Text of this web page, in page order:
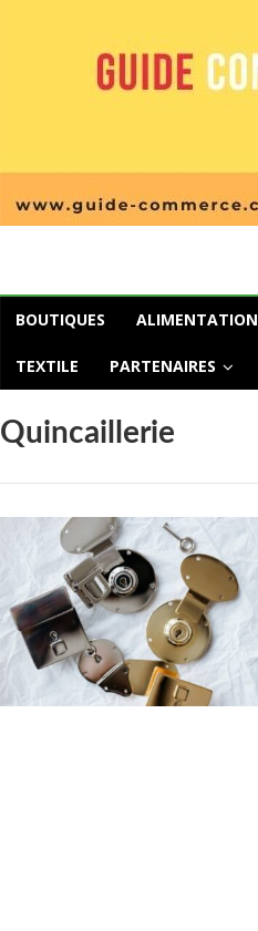
BOUTIQUES ALIMENTATION
TEXTILE PARTENAIRES
Quincaillerie